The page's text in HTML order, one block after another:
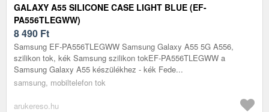
GALAXY A55 SILICONE CASE LIGHT BLUE (EF-
PA556TLEGWW)
8 490 Ft
Samsung EF-PA556TLEGWW Samsung Galaxy A55 5G A556,
szilikon tok, kék Samsung szilikon tokEF-PA556TLEGWW a
Samsung Galaxy A55 készülékhez - kék Fede...
samsung, mobiltelefon tok
arukereso.hu